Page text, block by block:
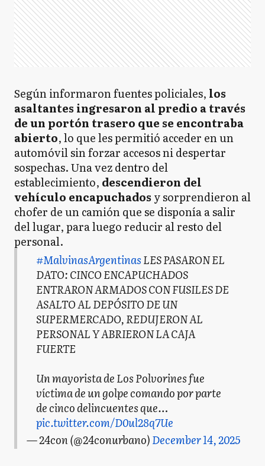
Según informaron fuentes policiales, los
asaltantes ingresaron al predio a través
de un portón trasero que se encontraba
abierto, lo que les permitió acceder en un
automóvil sin forzar accesos ni despertar
sospechas. Una vez dentro del
establecimiento, descendieron del
vehículo encapuchados y sorprendieron al
chofer de un camión que se disponía a salir
del lugar, para luego reducir al resto del
personal.
#MalvinasArgentinasLES PASARON EL
DATO: CINCO ENCAPUCHADOS
ENTRARON ARMADOS CON FUSILES DE
ASALTO AL DEPÓSITO DE UN
SUPERMERCADO, REDUJERON AL
PERSONAL Y ABRIERON LA CAJA
FUERTE
Un mayorista de Los Polvorines fue
víctima de un golpe comando por parte
de cinco delincuentes que…
pic.twitter.com/D0ul28q7Ue
— 24con (@24conurbano)December 14, 2025